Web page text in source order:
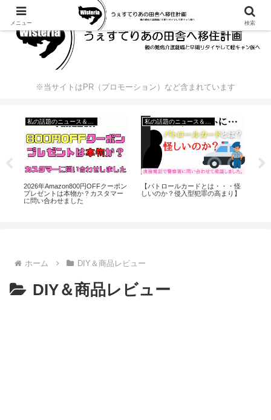
※当サイトはPR（プロモーション）など含まれています
私の話題のニュース＆出来事
2026年Amazon800円OFFクーポン
プレゼントは本物か？カスタマー
に問い合わせました
私の話題のニュース＆出来事
【パトロールカードとは・・・怪
しいのか？侵入型犯罪の高まり】
ホーム DIY＆商品レビュー
DIY＆商品レビュー
メニュー 検索